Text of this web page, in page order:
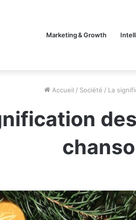
Marketing & Growth
Accueil / Société / La